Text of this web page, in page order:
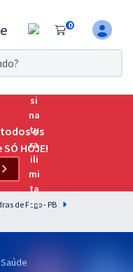
0
da
os
HOJE!
de Fogo - PB